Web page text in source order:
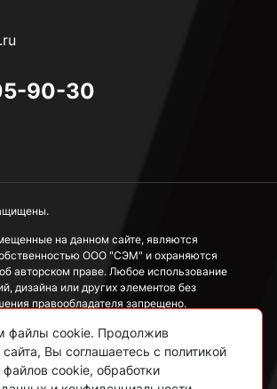
90-30
на данном сайте, являются
ООО "СЭМ" и охраняются
авторском праве. Любое использование
дизайна или других элементов без
правообладателя запрещено.
на сайте, носит исключительно
и не может рассматриваться как
со ст. 437 ГК РФ.
файлы cookie. Продолжив
сайта, Вы соглашаетесь с политикой
файлов cookie, обработки